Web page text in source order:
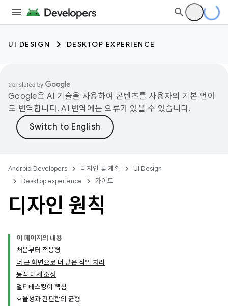
UI DESIGN DESKTOP EXPERIENCE
Google은 AI 기술을 사용하여 콘텐츠를 사용자의 기본 언어
로 번역합니다. AI 번역에는 오류가 있을 수 있습니다.
Android Developers 디자인 및 계획
UI Design
Desktop experience
가이드
디자인 원칙
이 페이지의 내용
처음부터 적응형
더 큰 화면으로 더 많은 작업 처리
동작 미세 조정
멀티태스킹이 핵심
효율성과 간편함의 균형